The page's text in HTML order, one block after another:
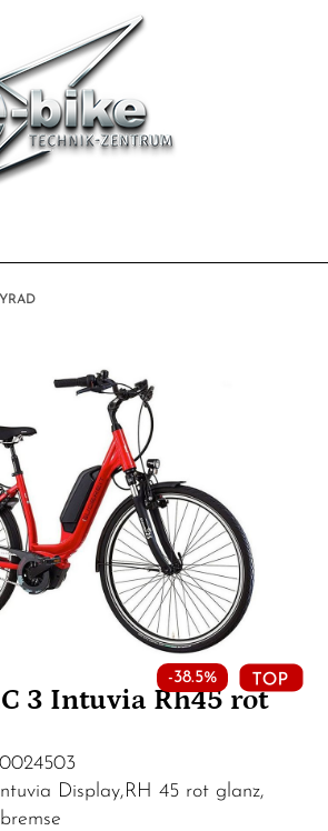
-38.5%
3 Intuvia Rh45 rot
Display,RH 45 rot glanz,